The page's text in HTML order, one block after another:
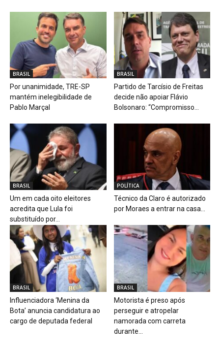
BRASIL
Por unanimidade, TRE-SP
mantém inelegibilidade de
Pablo Marçal
BRASIL
Partido de Tarcísio de Freitas
decide não apoiar Flávio
Bolsonaro: “Compromisso...
BRASIL
Um em cada oito eleitores
acredita que Lula foi
substituído por...
POLÍTICA
Técnico da Claro é autorizado
por Moraes a entrar na casa...
BRASIL
Influenciadora ‘Menina da
Bota’ anuncia candidatura ao
cargo de deputada federal
BRASIL
Motorista é preso após
perseguir e atropelar
namorada com carreta
durante...